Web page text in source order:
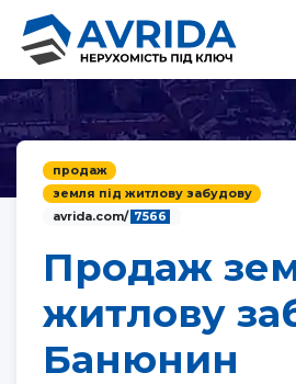
продаж
земля під житлову забудову
avrida.com/ 7566
Продаж
житлову
Банюнин